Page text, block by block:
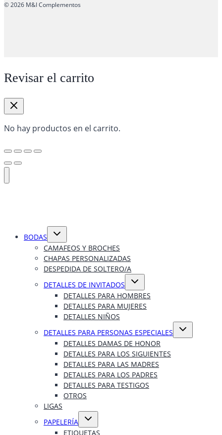
© 2026 M&I Complementos
Revisar el carrito
No hay productos en el carrito.
BODAS
Alternar
hijo
CAMAFEOS Y BROCHES
CHAPAS PERSONALIZADAS
DESPEDIDA DE SOLTERO/A
DETALLES DE INVITADOS
Alternar
hijo
DETALLES PARA HOMBRES
DETALLES PARA MUJERES
DETALLES NIÑOS
DETALLES PARA PERSONAS ESPECIALES
Alternar
DETALLES DAMAS DE HONOR
DETALLES PARA LOS SIGUIENTES
DETALLES PARA LAS MADRES
DETALLES PARA LOS PADRES
DETALLES PARA TESTIGOS
OTROS
LIGAS
PAPELERÍA
Alternar
hijo
ETIQUETAS